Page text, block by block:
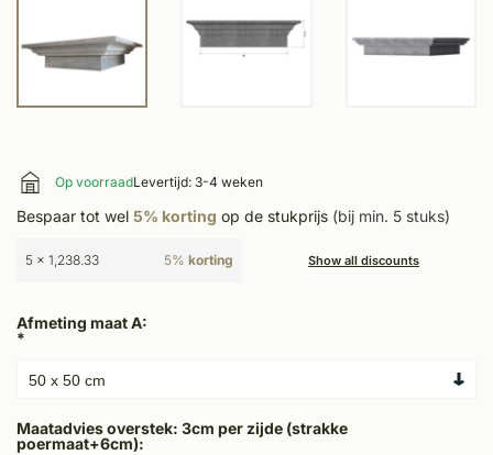
Op voorraadLevertijd: 3-4 weken
Bespaar tot wel 5% korting op de stukprijs (bij min. 5 stuks)
5 x 1,238.33 5% korting Show all discounts
Afmeting maat A:
*
Maatadvies overstek: 3cm per zijde (strakke
poermaat+6cm):